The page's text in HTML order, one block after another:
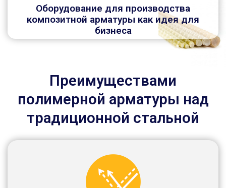
Оборудование для производства
композитной арматуры как идея для
бизнеса
Преимуществами
полимерной арматуры над
традиционной стальной